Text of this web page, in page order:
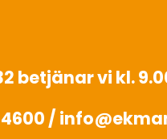
betjänar vi kl.
/